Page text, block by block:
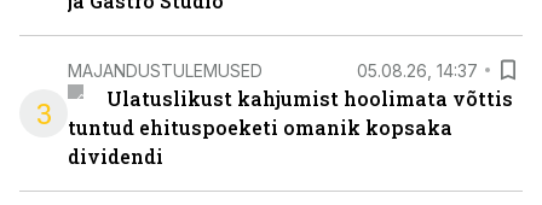
3
MAJANDUSTULEMUSED 05.08.26, 14:37
Ulatuslikust kahjumist hoolimata võttis
tuntud ehituspoeketi omanik kopsaka
dividendi